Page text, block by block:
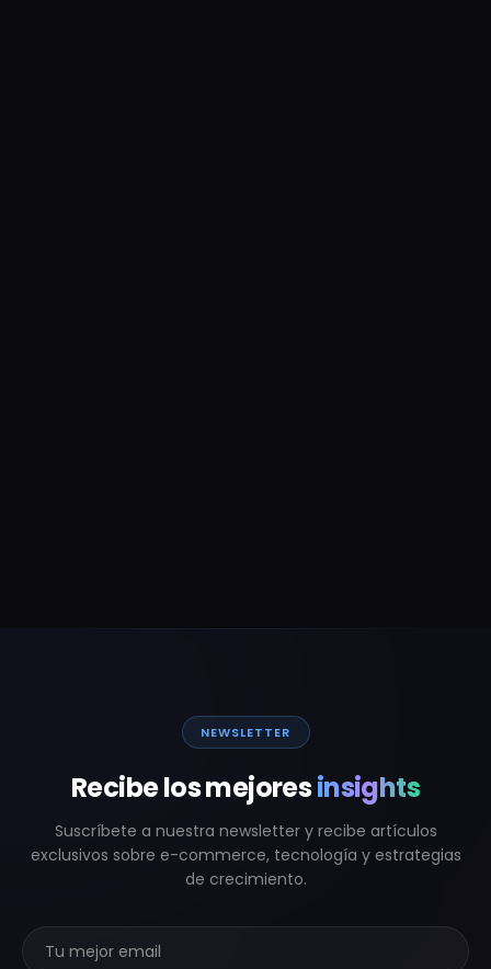
NEWSLETTER
Recibe los mejoresinsights
Suscríbete a nuestra newsletter y recibe artículos
exclusivos sobre e-commerce, tecnología y estrategias
de crecimiento.